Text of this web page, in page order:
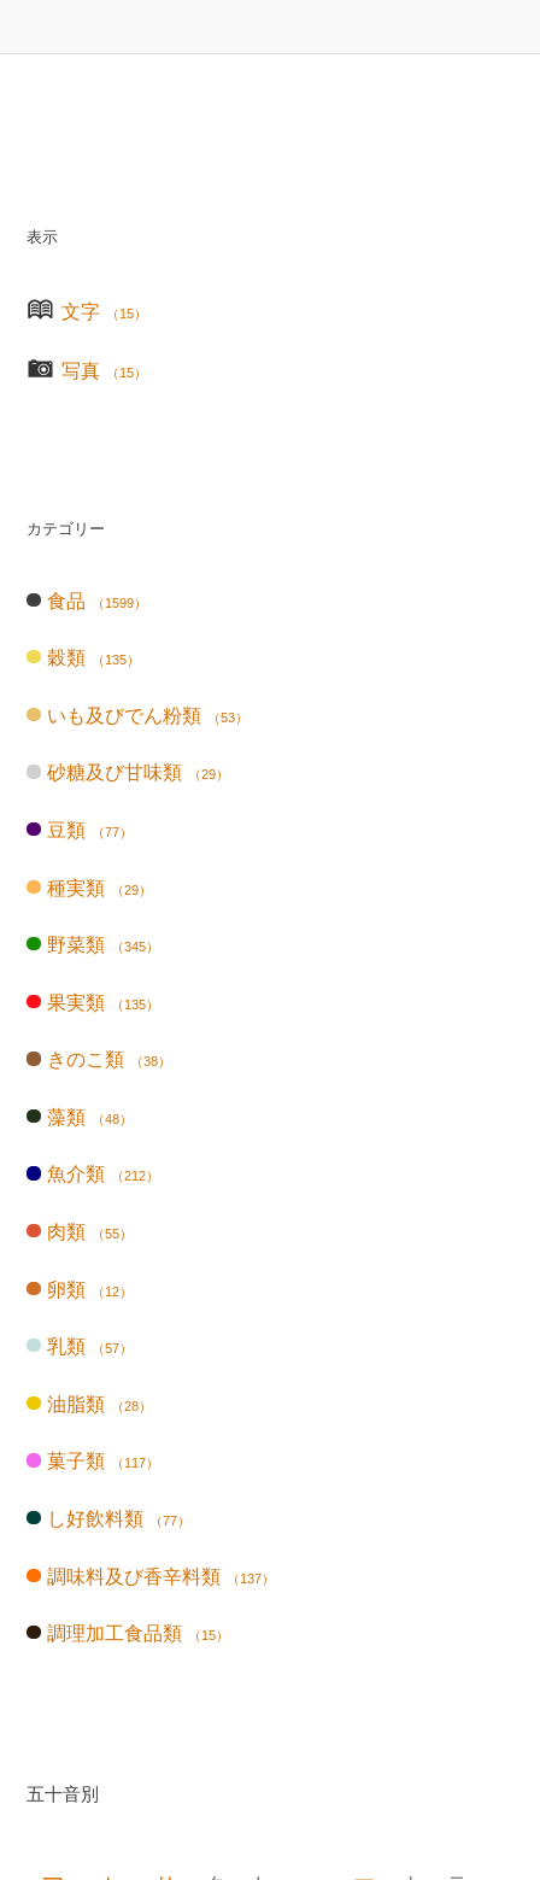
表示
文字 （15）
写真 （15）
カテゴリー
食品 （1599）
穀類 （135）
いも及びでん粉類 （53）
砂糖及び甘味類 （29）
豆類 （77）
種実類 （29）
野菜類 （345）
果実類 （135）
きのこ類 （38）
藻類 （48）
魚介類 （212）
肉類 （55）
卵類 （12）
乳類 （57）
油脂類 （28）
菓子類 （117）
し好飲料類 （77）
調味料及び香辛料類 （137）
調理加工食品類 （15）
五十音別